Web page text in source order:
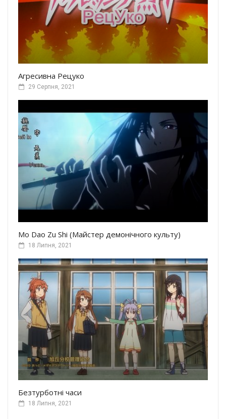
Агресивна Рецуко
29 Серпня, 2021
Mo Dao Zu Shi (Майстер демонічного культу)
18 Липня, 2021
Безтурботні часи
18 Липня, 2021